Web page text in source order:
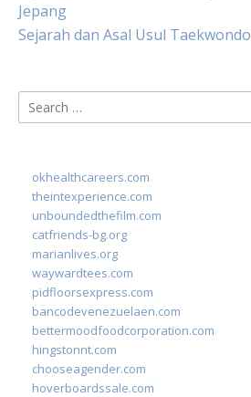
Jepang
Sejarah dan Asal Usul Taekwondo
Search
for:
okhealthcareers.com
theintexperience.com
unboundedthefilm.com
catfriends-bg.org
marianlives.org
waywardtees.com
pidfloorsexpress.com
bancodevenezuelaen.com
bettermoodfoodcorporation.com
hingstonnt.com
chooseagender.com
hoverboardssale.com